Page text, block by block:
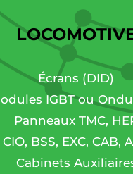
Écrans (DID)
IGBT ou
Panneaux TMC,
BSS, EXC, CAB,
Cabinets